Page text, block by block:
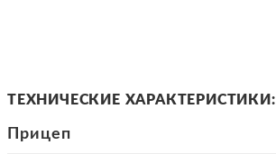
ТЕХНИЧЕСКИЕ ХАРАКТЕРИСТИКИ:
Прицеп